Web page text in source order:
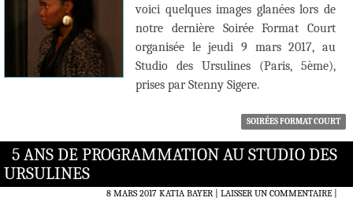
voici quelques images glanées lors de
notre dernière Soirée Format Court
organisée le jeudi 9 mars 2017, au
Studio des Ursulines (Paris, 5ème),
prises par Stenny Sigere.
SOIRÉES FORMAT COURT
5 ANS DE PROGRAMMATION AU STUDIO DES
URSULINES
8 MARS 2017 KATIA BAYER LAISSER UN COMMENTAIRE|